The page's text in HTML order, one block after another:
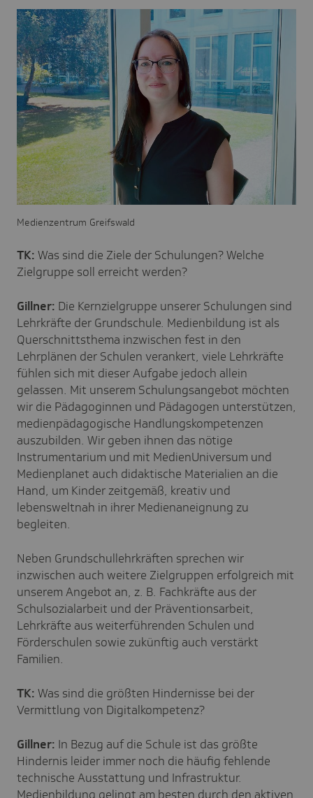
Medienzentrum Greifswald
TK: Was sind die Ziele der Schulungen? Welche
Zielgruppe soll erreicht werden?
Gillner: Die Kernzielgruppe unserer Schulungen sind
Lehrkräfte der Grundschule. Medienbildung ist als
Querschnittsthema inzwischen fest in den
Lehrplänen der Schulen verankert, viele Lehrkräfte
fühlen sich mit dieser Aufgabe jedoch allein
gelassen. Mit unserem Schulungsangebot möchten
wir die Pädagoginnen und Pädagogen unterstützen,
medienpädagogische Handlungskompetenzen
auszubilden. Wir geben ihnen das nötige
Instrumentarium und mit MedienUniversum und
Medienplanet auch didaktische Materialien an die
Hand, um Kinder zeitgemäß, kreativ und
lebensweltnah in ihrer Medienaneignung zu
begleiten.
Neben Grundschullehrkräften sprechen wir
inzwischen auch weitere Zielgruppen erfolgreich mit
unserem Angebot an, z. B. Fachkräfte aus der
Schulsozialarbeit und der Präventionsarbeit,
Lehrkräfte aus weiterführenden Schulen und
Förderschulen sowie zukünftig auch verstärkt
Familien.
TK: Was sind die größten Hindernisse bei der
Vermittlung von Digitalkompetenz?
Gillner: In Bezug auf die Schule ist das größte
Hindernis leider immer noch die häufig fehlende
technische Ausstattung und Infrastruktur.
Medienbildung gelingt am besten durch den aktiven